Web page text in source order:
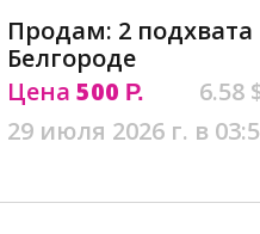
Продам: 2
Белгороде
Цена 500 Р.
6.58
29 июля 2026 г. в